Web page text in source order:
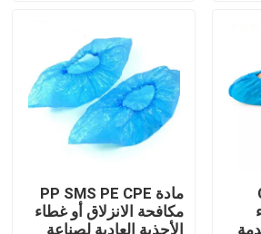
منه
منه
مادة PP SMS PE CPE
مكافحة الانزلاق أو غطاء
الأحذية العادية لصناعة